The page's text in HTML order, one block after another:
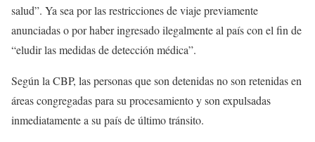
salud”. Ya sea por las restricciones de viaje previamente
anunciadas o por haber ingresado ilegalmente al país con el fin de
“eludir las medidas de detección médica”.
Según la CBP, las personas que son detenidas no son retenidas en
áreas congregadas para su procesamiento y son expulsadas
inmediatamente a su país de último tránsito.